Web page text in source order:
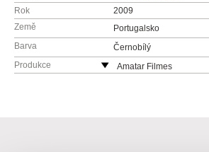
Rok
2009
Země
Portugalsko
Barva
Černobílý
Produkce
Amatar Filmes